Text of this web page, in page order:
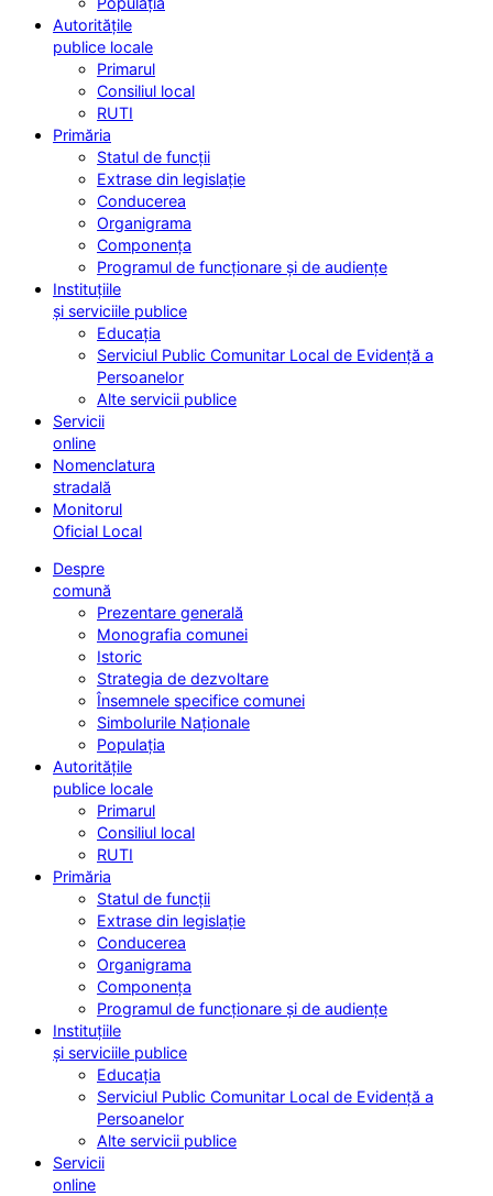
Autoritățile
publice locale
Primarul
Consiliul local
RUTI
Primăria
Statul de funcții
Extrase din legislație
Conducerea
Organigrama
Componența
Programul de funcționare și de audiențe
Instituțiile
și serviciile publice
Educația
Serviciul Public Comunitar Local de Evidență a
Persoanelor
Alte servicii publice
Servicii
online
Nomenclatura
stradală
Monitorul
Oficial Local
Despre
comună
Prezentare generală
Monografia comunei
Istoric
Strategia de dezvoltare
Însemnele specifice comunei
Simbolurile Naționale
Populația
Autoritățile
publice locale
Primarul
Consiliul local
RUTI
Primăria
Statul de funcții
Extrase din legislație
Conducerea
Organigrama
Componența
Programul de funcționare și de audiențe
Instituțiile
și serviciile publice
Educația
Serviciul Public Comunitar Local de Evidență a
Persoanelor
Alte servicii publice
Servicii
online